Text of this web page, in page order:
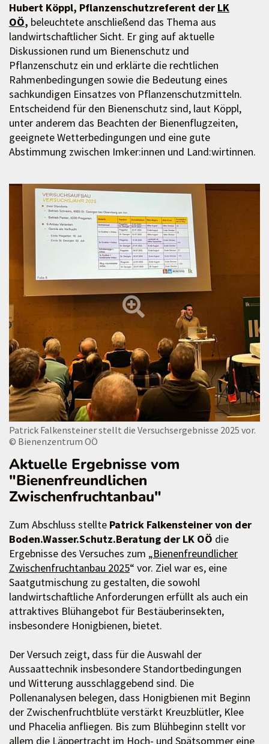
Hubert Köppl, Pflanzenschutzreferent der LK
OÖ, beleuchtete anschließend das Thema aus
landwirtschaftlicher Sicht. Er ging auf aktuelle
Diskussionen rund um Bienenschutz und
Pflanzenschutz ein und erklärte die rechtlichen
Rahmenbedingungen sowie die Bedeutung eines
sachkundigen Einsatzes von Pflanzenschutzmitteln.
Entscheidend für den Bienenschutz sind, laut Köppl,
unter anderem das Beachten der Bienenflugzeiten,
geeignete Wetterbedingungen und eine gute
Abstimmung zwischen Imker:innen und Land:wirtinnen.
Patrick Falkensteiner stellt die Versuchsergebnisse 2025 vor.
© Bienenzentrum OÖ
Aktuelle Ergebnisse vom
"Bienenfreundlichen
Zwischenfruchtanbau"
Zum Abschluss stellte Patrick Falkensteiner von der
Boden.Wasser.Schutz.Beratung der LK OÖ die
Ergebnisse des Versuches zum „Bienenfreundlicher
Zwischenfruchtanbau 2025“ vor. Ziel war es, eine
Saatgutmischung zu gestalten, die sowohl
landwirtschaftliche Anforderungen erfüllt als auch ein
attraktives Blühangebot für Bestäuberinsekten,
insbesondere Honigbienen, bietet.
Der Versuch zeigt, dass für die Auswahl der
Aussaattechnik insbesondere Standortbedingungen
und Witterung ausschlaggebend sind. Die
Pollenanalysen belegen, dass Honigbienen mit Beginn
der Zwischenfruchtblüte verstärkt Kreuzblütler, Klee
und Phacelia anfliegen. Bis zum Blühbeginn stellt vor
allem die Läppertracht im Hoch- und Spätsommer eine